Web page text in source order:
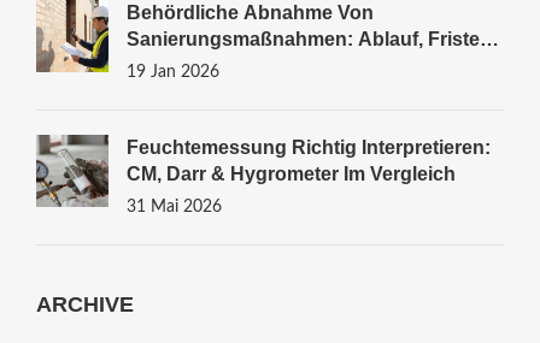
Behördliche Abnahme Von
Sanierungsmaßnahmen: Ablauf, Fristen
Und Praxis-Tipps
19 Jan 2026
Feuchtemessung Richtig Interpretieren:
CM, Darr & Hygrometer Im Vergleich
31 Mai 2026
ARCHIVE